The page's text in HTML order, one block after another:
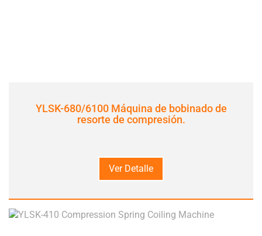
YLSK-680/6100 Máquina de bobinado de
resorte de compresión.
Ver Detalle